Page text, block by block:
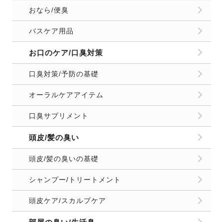
おなら/便臭
バスケア用品
お口のケア/口臭対策
口臭対策/予防の基礎
オーラルケアアイテム
口臭サプリメント
頭皮/髪の臭い
頭皮/髪の臭いの基礎
シャンプー/トリートメント
頭皮ケア/スカルプケア